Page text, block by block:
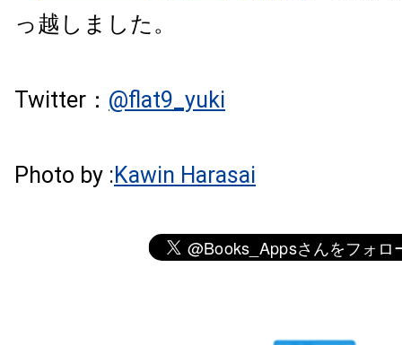
っ越しました。
Twitter： @flat9_yuki
Photo by :Kawin Harasai